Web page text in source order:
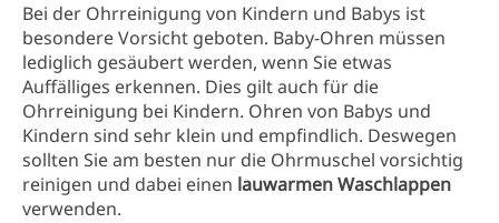
Bei der Ohrreinigung von Kindern und Babys ist
besondere Vorsicht geboten. Baby-Ohren müssen
lediglich gesäubert werden, wenn Sie etwas
Auffälliges erkennen. Dies gilt auch für die
Ohrreinigung bei Kindern. Ohren von Babys und
Kindern sind sehr klein und empfindlich. Deswegen
sollten Sie am besten nur die Ohrmuschel vorsichtig
reinigen und dabei einen lauwarmen Waschlappen
verwenden.